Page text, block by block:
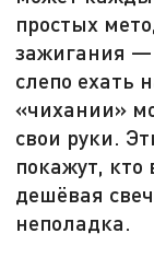
простых
зажигания —
слепо ехать
«чихании»
свои руки.
покажут,
дешёвая
неполадка.